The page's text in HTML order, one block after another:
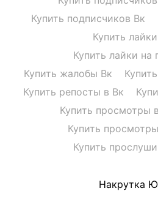
Купить подписчиков Вк
Купить
Купить лайки на
Купить жалобы Вк
Купить репосты в Вк
Купить просмотры
Купить
Купить
Накрутка